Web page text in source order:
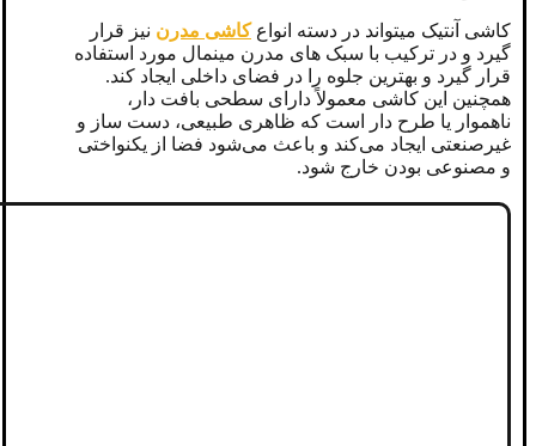
کاشی آنتیک میتواند در دسته انواعکاشی مدرن نیز قرار
گیرد و در ترکیب با سبک های مدرن مینمال مورد استفاده
قرار گیرد و بهترین جلوه را در فضای داخلی ایجاد کند.
همچنین این کاشی معمولاً دارای سطحی بافت‌ دار،
ناهموار یا طرح‌ دار است که ظاهری طبیعی، دست ساز و
غیرصنعتی ایجاد می‌کند و باعث می‌شود فضا از یکنواختی
و مصنوعی بودن خارج شود.